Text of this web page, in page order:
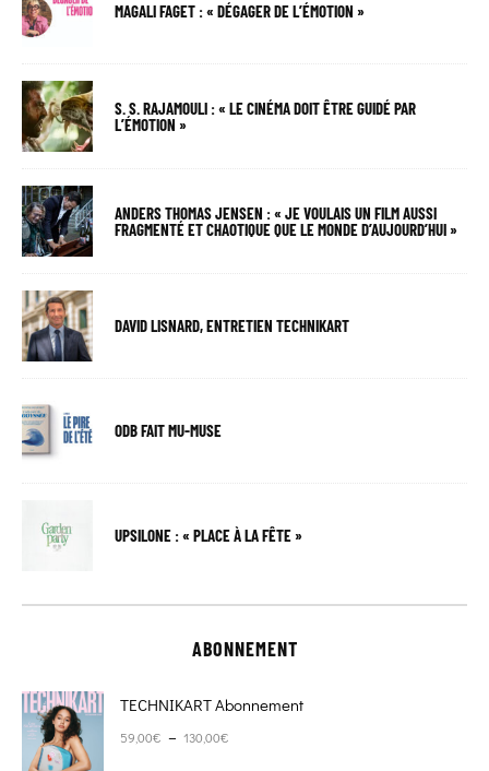
MAGALI FAGET : « DÉGAGER DE L’ÉMOTION »
S. S. RAJAMOULI : « LE CINÉMA DOIT ÊTRE GUIDÉ PAR
L’ÉMOTION »
ANDERS THOMAS JENSEN : « JE VOULAIS UN FILM AUSSI
FRAGMENTÉ ET CHAOTIQUE QUE LE MONDE D’AUJOURD’HUI »
DAVID LISNARD, ENTRETIEN TECHNIKART
ODB FAIT MU-MUSE
UPSILONE : « PLACE À LA FÊTE »
ABONNEMENT
TECHNIKART Abonnement
59,00€ – 130,00€